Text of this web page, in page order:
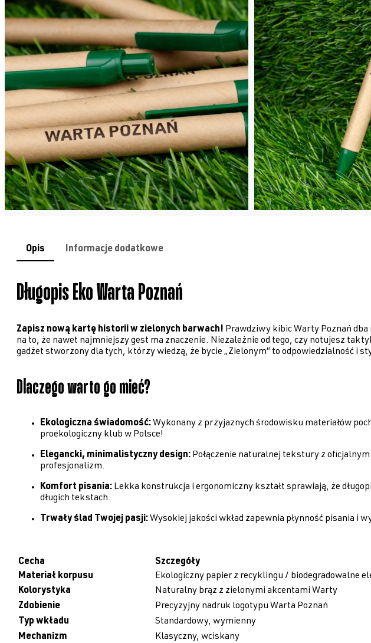
Opis Informacje dodatkowe
Długopis Eko Warta Poznań
Zapisz nową kartę historii w zielonych barwach! Prawdziwy kibic Warty Poznań
na to, że nawet najmniejszy gest ma znaczenie. Niezależnie od tego, czy notujesz
gadżet stworzony dla tych, którzy wiedzą, że bycie „Zielonym” to odpowiedzialność i
Dlaczego warto go mieć?
Ekologiczna świadomość: Wykonany z przyjaznych środowisku materiałów
proekologiczny klub w Polsce!
Elegancki, minimalistyczny design: Połączenie naturalnej tekstury z
profesjonalizm.
Komfort pisania: Lekka konstrukcja i ergonomiczny kształt sprawiają, że
długich tekstach.
Trwały ślad Twojej pasji: Wysokiej jakości wkład zapewnia płynność pisania i
Cecha
Szczegóły
Materiał korpusu
Ekologiczny papier z recyklingu / biodegradowalne
Kolorystyka
Naturalny brąz z zielonymi akcentami Warty
Zdobienie
Precyzyjny nadruk logotypu Warta Poznań
Typ wkładu
Standardowy, wymienny
Mechanizm
Klasyczny, wciskany